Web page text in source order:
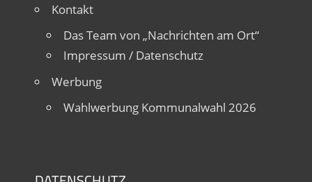
Kontakt
Das Team von „Nachrichten am Ort“
Impressum / Datenschutz
Werbung
Wahlwerbung Kommunalwahl 2026